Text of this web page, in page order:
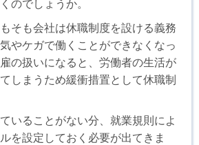
のでしょうか。
そも会社は休職制度を設ける義務
やケガで働くことができなくなっ
の扱いになると、労働者の生活が
しまうため緩衝措置として休職制
いることがない分、就業規則によ
を設定しておく必要が出てきま